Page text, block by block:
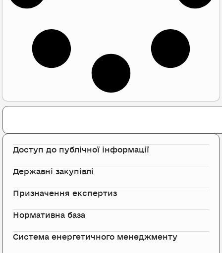
Search
Доступ до публічної інформації
Державні закупівлі
Призначення експертиз
Нормативна база
Система енергетичного менеджменту